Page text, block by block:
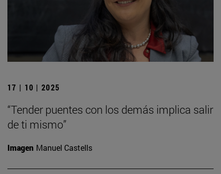
17 | 10 | 2025
“Tender puentes con los demás implica salir
de ti mismo”
Imagen Manuel Castells